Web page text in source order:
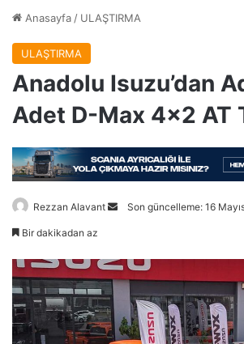
Anasayfa / ULAŞTIRMA
ULAŞTIRMA
Anadolu Isuzu’dan
Adet D-Max 4×2 AT
Rezzan Alavant
Bir
göndermek
Son güncelleme: 16
Bir dakikadan az